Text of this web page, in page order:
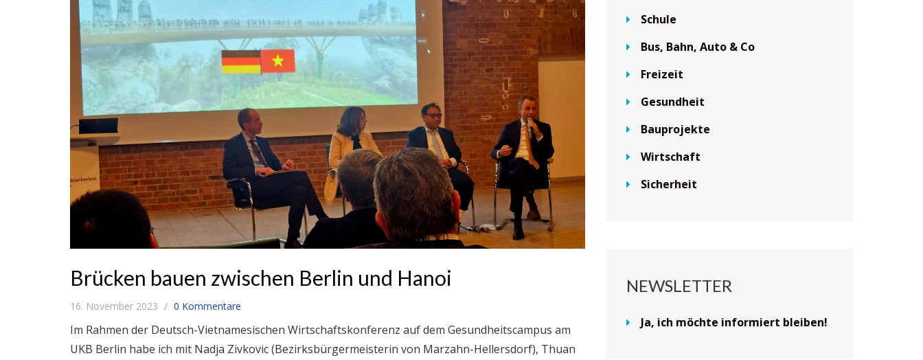
Brücken bauen zwischen Berlin und Hanoi
16. November 2023 0 Kommentare
Im Rahmen der Deutsch-Vietnamesischen Wirtschaftskonferenz auf dem Gesundheitscampus am
UKB Berlin habe ich mit Nadja Zivkovic (Bezirksbürgermeisterin von Marzahn-Hellersdorf), Thuan
Schule
Bus, Bahn, Auto & Co
Freizeit
Gesundheit
Bauprojekte
Wirtschaft
Sicherheit
NEWSLETTER
Ja, ich möchte informiert bleiben!